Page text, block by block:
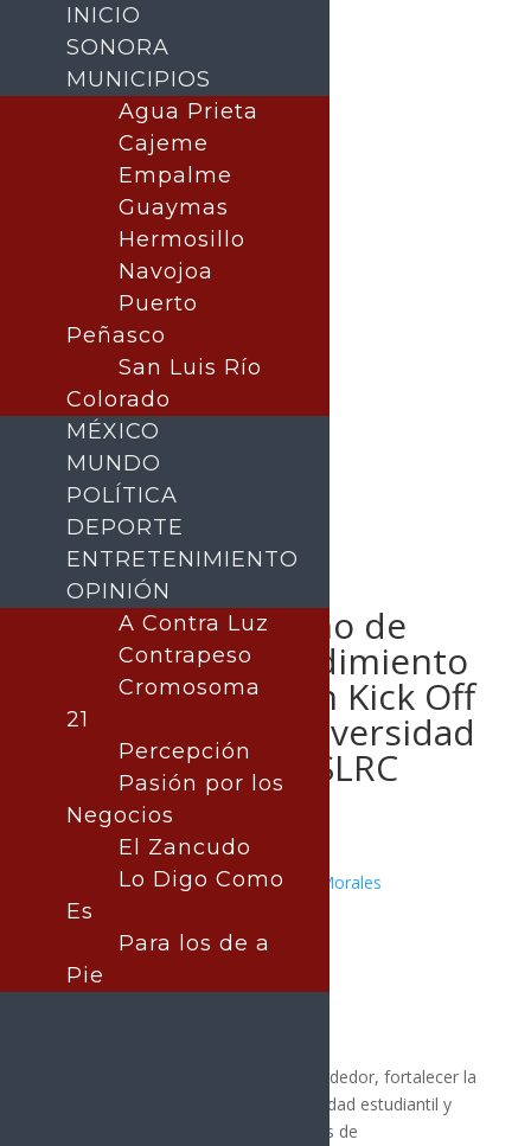
Impulsa Gobierno de
Sonora emprendimiento
universitario con Kick Off
Empresarial: Universidad
Tecnológica de SLRC
Publicado por:Juan Antonio Pérez Morales
San Luis Río Colorado
20 febrero, 2026
SanPara impulsar el espíritu emprendedor, fortalecer la
formación profesional de la comunidad estudiantil y
promover el desarrollo de proyectos de
INICIO
SONORA
MUNICIPIOS
Agua Prieta
Cajeme
Empalme
Guaymas
Hermosillo
Navojoa
Puerto
Peñasco
San Luis Río
Colorado
MÉXICO
MUNDO
POLÍTICA
DEPORTE
ENTRETENIMIENTO
OPINIÓN
A Contra Luz
Contrapeso
Cromosoma
21
Percepción
Pasión por los
Negocios
El Zancudo
Lo Digo Como
Es
Para los de a
Pie